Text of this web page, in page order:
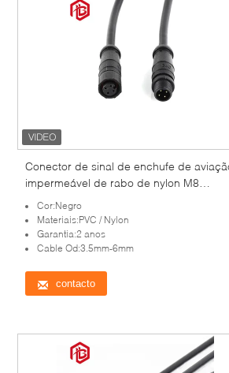
Conector de sinal de enchufe de
impermeável de rabo de nylon M8
personalizado com classificação IP 67
preto
Cor:Negro
Materiais:PVC / Nylon
Garantia:2 anos
Cable Od:3.5mm-6mm
contacto